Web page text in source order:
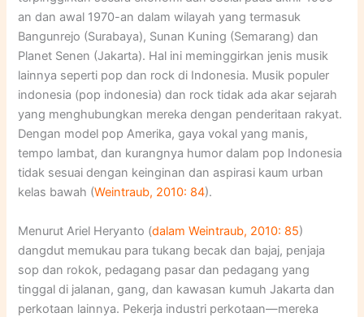
an dan awal 1970-an dalam wilayah yang termasuk
Bangunrejo (Surabaya), Sunan Kuning (Semarang) dan
Planet Senen (Jakarta). Hal ini meminggirkan jenis musik
lainnya seperti pop dan rock di Indonesia. Musik populer
indonesia (pop indonesia) dan rock tidak ada akar sejarah
yang menghubungkan mereka dengan penderitaan rakyat.
Dengan model pop Amerika, gaya vokal yang manis,
tempo lambat, dan kurangnya humor dalam pop Indonesia
tidak sesuai dengan keinginan dan aspirasi kaum urban
kelas bawah (Weintraub, 2010: 84).
Menurut Ariel Heryanto (dalam Weintraub, 2010: 85)
dangdut memukau para tukang becak dan bajaj, penjaja
sop dan rokok, pedagang pasar dan pedagang yang
tinggal di jalanan, gang, dan kawasan kumuh Jakarta dan
perkotaan lainnya. Pekerja industri perkotaan—mereka